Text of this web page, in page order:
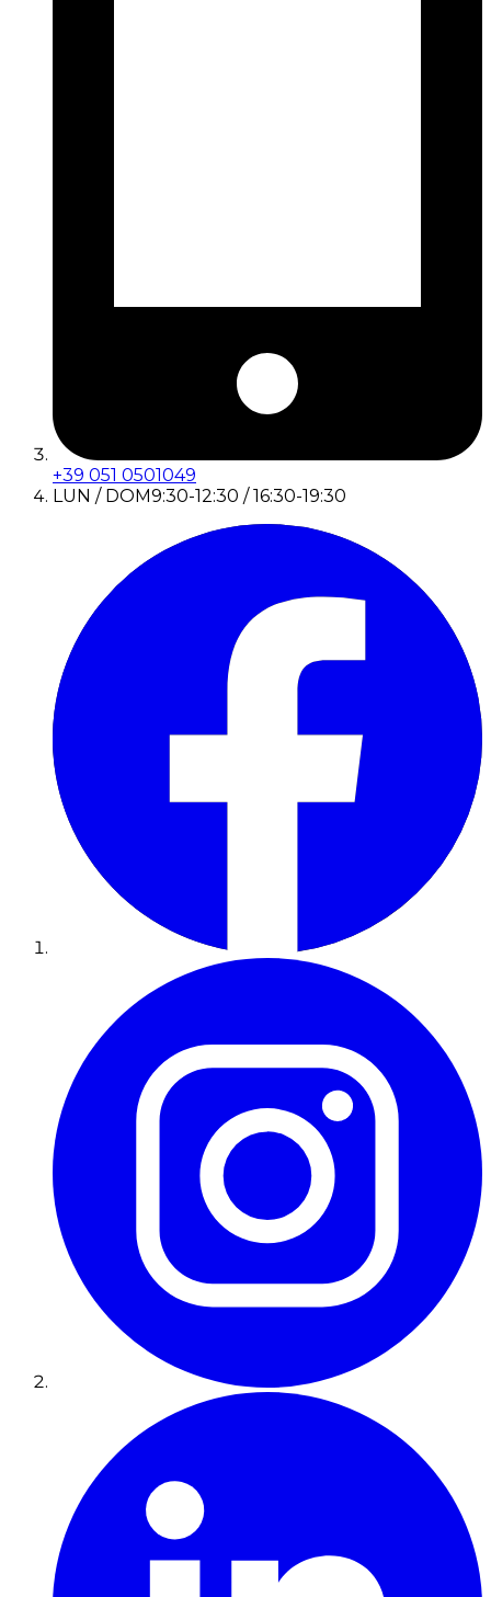
+39 051 0501049
LUN / DOM9:30-12:30 / 16:30-19:30